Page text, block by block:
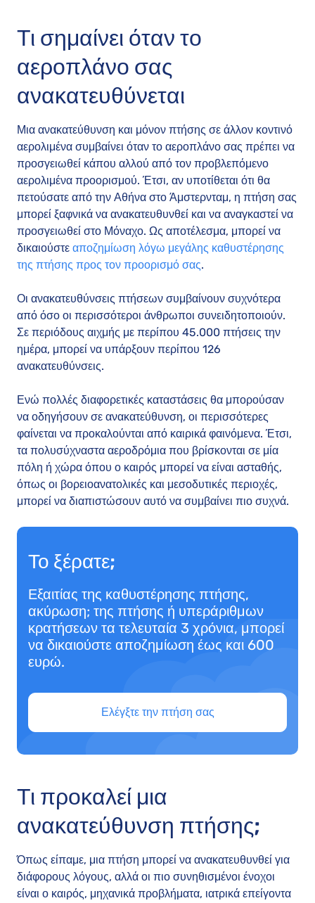
Τι σημαίνει όταν το
αεροπλάνο σας
ανακατευθύνεται
Μια ανακατεύθυνση και μόνον πτήσης σε άλλον κοντινό
αερολιμένα συμβαίνει όταν το αεροπλάνο σας πρέπει να
προσγειωθεί κάπου αλλού από τον προβλεπόμενο
αερολιμένα προορισμού. Έτσι, αν υποτίθεται ότι θα
πετούσατε από την Αθήνα στο Άμστερνταμ, η πτήση σας
μπορεί ξαφνικά να ανακατευθυνθεί και να αναγκαστεί να
προσγειωθεί στο Μόναχο. Ως αποτέλεσμα, μπορεί να
δικαιούστε αποζημίωση λόγω μεγάλης καθυστέρησης
της πτήσης προς τον προορισμό σας.
Οι ανακατευθύνσεις πτήσεων συμβαίνουν συχνότερα
από όσο οι περισσότεροι άνθρωποι συνειδητοποιούν.
Σε περιόδους αιχμής με περίπου 45.000 πτήσεις την
ημέρα, μπορεί να υπάρξουν περίπου 126
ανακατευθύνσεις.
Ενώ πολλές διαφορετικές καταστάσεις θα μπορούσαν
να οδηγήσουν σε ανακατεύθυνση, οι περισσότερες
φαίνεται να προκαλούνται από καιρικά φαινόμενα. Έτσι,
τα πολυσύχναστα αεροδρόμια που βρίσκονται σε μία
πόλη ή χώρα όπου ο καιρός μπορεί να είναι ασταθής,
όπως οι βορειοανατολικές και μεσοδυτικές περιοχές,
μπορεί να διαπιστώσουν αυτό να συμβαίνει πιο συχνά.
Το ξέρατε;
Εξαιτίας της καθυστέρησης πτήσης,
ακύρωση; της πτήσης ή υπεράριθμων
κρατήσεων τα τελευταία 3 χρόνια, μπορεί
να δικαιούστε αποζημίωση έως και 600
ευρώ.
Ελέγξτε την πτήση σας
Τι προκαλεί μια
ανακατεύθυνση πτήσης;
Όπως είπαμε, μια πτήση μπορεί να ανακατευθυνθεί για
διάφορους λόγους, αλλά οι πιο συνηθισμένοι ένοχοι
είναι ο καιρός, μηχανικά προβλήματα, ιατρικά επείγοντα